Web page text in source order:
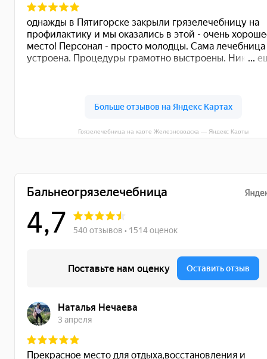
Грязелечебница на карте Железноводска — Яндекс Карты